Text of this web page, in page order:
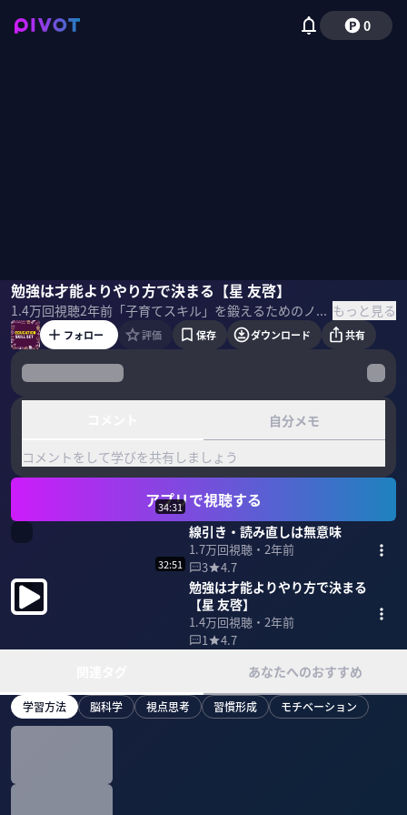
0
勉強は才能よりやり方で決まる【星 友啓】
1.4万回視聴2年前 「子育てスキル」を鍛えるためのノウハウを各分野のプロが伝授。 最新科学に基づいた暗記方法を解説します。 ＜ゲスト＞ 星友啓／スタンフォードオンラインハイスクール校長 Education; EdTechコンサルタント １９７７年東京生まれ。 2008年Stanford大学哲学博士修了後、同大学哲学部講師として論理学で教鞭をとりながら、Stanford Online High Schoolスタートアッププロジェクトに参加。 2016年より校長に就任。 現職の傍ら、哲学、論理学、リーダーシップの講義活動や、米国、アジアにむけて、教育及び教育関連テクノロジー(EdTech)のコンサルティングにも取り組む。 主な著書 『脳を活かすスマホ術――スタンフォード哲学博士が教える知的活用法』 もっと見る
星友啓国山ハセン
フォロー 評価 保存 ダウンロード 共有
自分メモ
コメントをして学びを共有しましょう
アプリで視聴する
34:31
線引き・読み直しは無意味
1.7万回視聴・ 2年前
3
4.7
32:51
勉強は才能よりやり方で決まる
【星 友啓】
1.4万回視聴・ 2年前
1
4.7
あなたへのおすすめ
学習方法 脳科学 視点思考 習慣形成 モチベーション